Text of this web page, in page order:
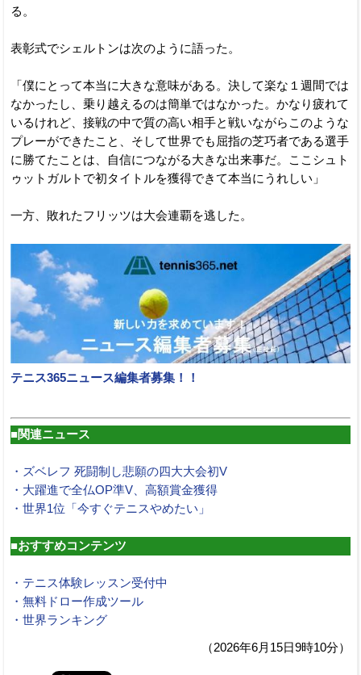
る。
表彰式でシェルトンは次のように語った。
「僕にとって本当に大きな意味がある。決して楽な１週間では
なかったし、乗り越えるのは簡単ではなかった。かなり疲れて
いるけれど、接戦の中で質の高い相手と戦いながらこのような
プレーができたこと、そして世界でも屈指の芝巧者である選手
に勝てたことは、自信につながる大きな出来事だ。ここシュト
ゥットガルトで初タイトルを獲得できて本当にうれしい」
一方、敗れたフリッツは大会連覇を逃した。
テニス365ニュース編集者募集！！
■関連ニュース
・ズベレフ 死闘制し悲願の四大大会初V
・大躍進で全仏OP準V、高額賞金獲得
・世界1位「今すぐテニスやめたい」
■おすすめコンテンツ
・テニス体験レッスン受付中
・無料ドロー作成ツール
・世界ランキング
（2026年6月15日9時10分）